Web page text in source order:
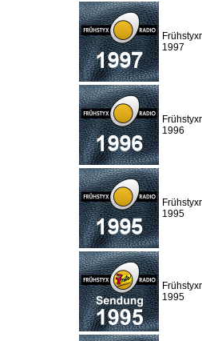
1997
1996
1995
1995